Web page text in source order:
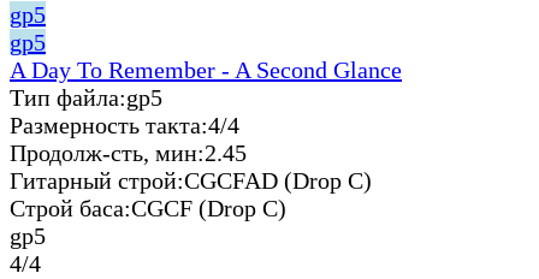
gp5
gp5
A Day To Remember - A Second Glance
Тип файла:gp5
Размерность такта:4/4
Продолж-сть, мин:2.45
Гитарный строй:CGCFAD (Drop C)
Строй баса:CGCF (Drop C)
gp5
4/4